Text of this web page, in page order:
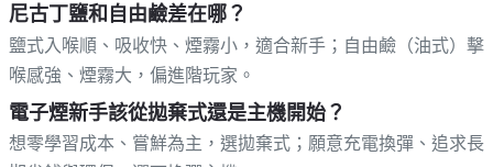
尼古丁鹽和自由鹼差在哪？
鹽式入喉順、吸收快、煙霧小，適合新手；自由鹼（油式）擊
喉感強、煙霧大，偏進階玩家。
電子煙新手該從拋棄式還是主機開始？
想零學習成本、嘗鮮為主，選拋棄式；願意充電換彈、追求長